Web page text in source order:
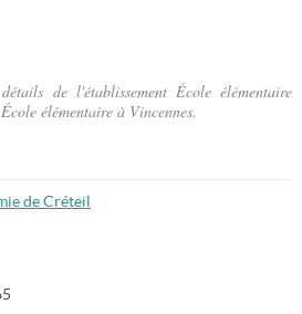
de l'établissement École élémentaire
élémentaire à Vincennes.
de Créteil